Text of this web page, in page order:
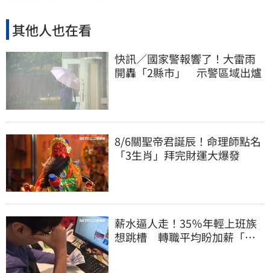
其他人也在看
快訊／國家警報響了！大雷雨
開轟「2縣市」 示警區域出爐
8/6關聖帝君誕辰！命理師點名
「3生肖」拜完財運大爆發
薪水逼人走！35％年輕上班族
想跳槽 轉職平均盼加薪「破